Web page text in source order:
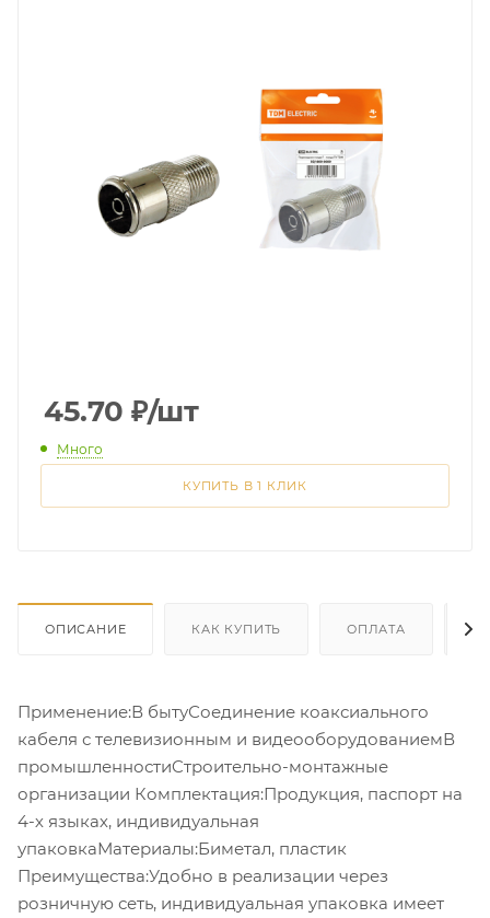
45.70 ₽/шт
Много
КУПИТЬ В 1 КЛИК
ОПИСАНИЕ КАК КУПИТЬ ОПЛАТА
Применение:В бытуСоединение коаксиального
кабеля с телевизионным и видеооборудованиемВ
промышленностиCтроительно-монтажные
организации Комплектация:Продукция, паспорт на
4-х языках, индивидуальная
упаковкаМатериалы:Биметал, пластик
Преимущества:Удобно в реализации через
розничную сеть, индивидуальная упаковка имеет